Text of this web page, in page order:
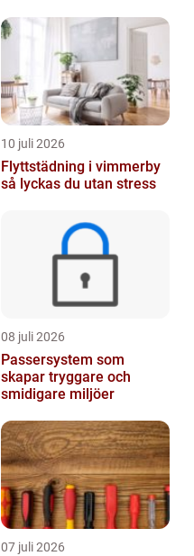
10 juli 2026
Flyttstädning i vimmerby
så lyckas du utan stress
08 juli 2026
Passersystem som
skapar tryggare och
smidigare miljöer
07 juli 2026